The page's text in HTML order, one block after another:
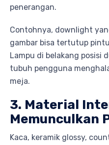
penerangan.
Contohnya, downlight
gambar bisa tertutup
Lampu di belakang posisi
tubuh pengguna
meja.
3. Material
Memunculkan
Kaca, keramik glossy,